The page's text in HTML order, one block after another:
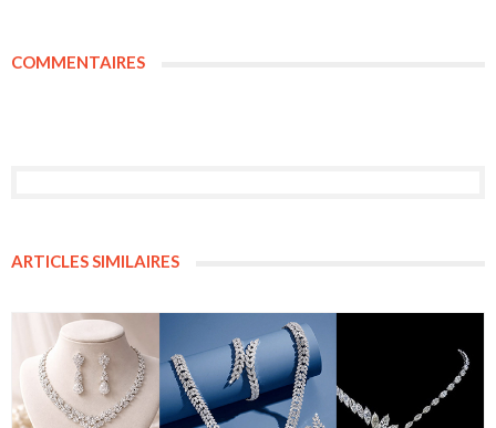
COMMENTAIRES
ARTICLES SIMILAIRES